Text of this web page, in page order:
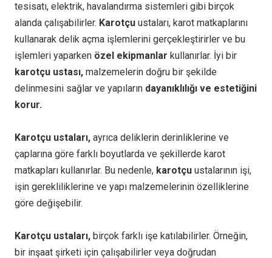
tesisatı, elektrik, havalandırma sistemleri gibi birçok
alanda çalışabilirler. Karotçu ustaları, karot matkaplarını
kullanarak delik açma işlemlerini gerçekleştirirler ve bu
işlemleri yaparken özel ekipmanlar kullanırlar. İyi bir
karotçu ustası, malzemelerin doğru bir şekilde
delinmesini sağlar ve yapıların dayanıklılığı ve estetiğini
korur.
Karotçu ustaları, ayrıca deliklerin derinliklerine ve
çaplarına göre farklı boyutlarda ve şekillerde karot
matkapları kullanırlar. Bu nedenle, karotçu ustalarının işi,
işin gerekliliklerine ve yapı malzemelerinin özelliklerine
göre değişebilir.
Karotçu ustaları, birçok farklı işe katılabilirler. Örneğin,
bir inşaat şirketi için çalışabilirler veya doğrudan